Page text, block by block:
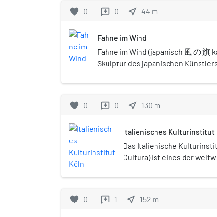
jüngste der derzeit vier
favorite 0 reviews 0 near_me 44 m
Fahne im Wind
Fahne im Wind (japanisch 風 の 旗
Skulptur des japanischen
vor dem Museum für Ostasiatische
favorite 0 reviews 0 near_me 130 m
Italienisches Kulturinstitut
Das Italienische
Cultura) ist eines der
ausländischen
Leiterin des Instituts ist
favorite 0 reviews 1 near_me 152 m